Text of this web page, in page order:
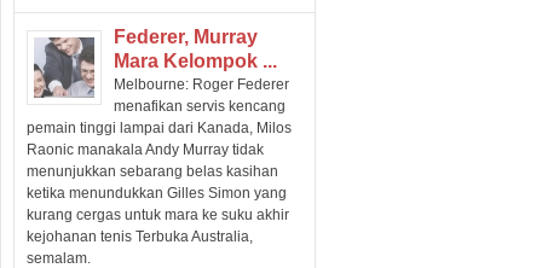
Federer, Murray
Mara Kelompok ...
Melbourne: Roger Federer
menafikan servis kencang
pemain tinggi lampai dari Kanada, Milos
Raonic manakala Andy Murray tidak
menunjukkan sebarang belas kasihan
ketika menundukkan Gilles Simon yang
kurang cergas untuk mara ke suku akhir
kejohanan tenis Terbuka Australia,
semalam.